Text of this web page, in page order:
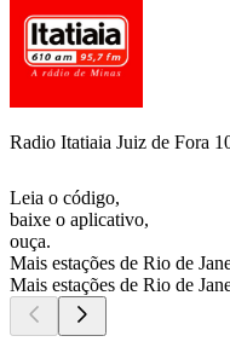
Radio Itatiaia Juiz de Fora
Leia o código,
baixe o aplicativo,
ouça.
Mais estações de Rio de
Mais estações de Rio de